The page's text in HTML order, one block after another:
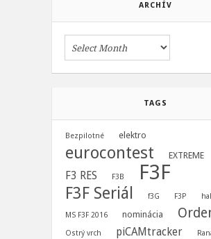
ARCHÍV
TAGS
Bezpilotné elektro
eurocontest EXTREME
F3 RES F3B F3F
F3F Seriál f3G F3P
MS F3F 2016 nominácia
Ostrý vrch piCAMtracker